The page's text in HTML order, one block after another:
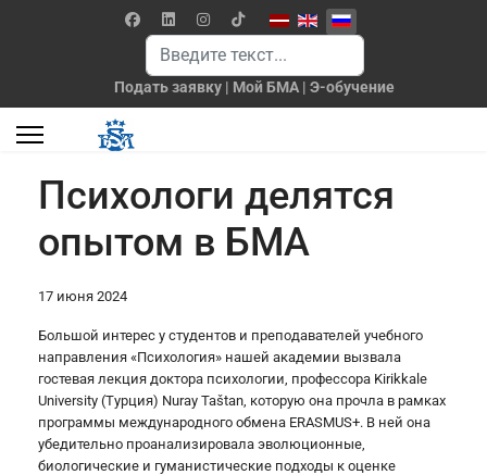
Выберите язык
Поиск
Подать заявку | Мой БМА | Э-обучение
Психологи делятся
опытом в БМА
17 июня 2024
Большой интерес у студентов и преподавателей учебного
направления «Психология» нашей академии вызвала
гостевая лекция доктора психологии, профессора Kirikkale
University (Турция) Nuray Taštan, которую она прочла в рамках
программы международного обмена ERASMUS+. В ней она
убедительно проанализировала эволюционные,
биологические и гуманистические подходы к оценке